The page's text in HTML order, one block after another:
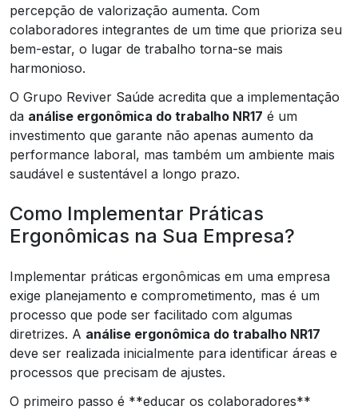
percepção de valorização aumenta. Com
colaboradores integrantes de um time que prioriza seu
bem-estar, o lugar de trabalho torna-se mais
harmonioso.
O Grupo Reviver Saúde acredita que a implementação
da análise ergonômica do trabalho NR17 é um
investimento que garante não apenas aumento da
performance laboral, mas também um ambiente mais
saudável e sustentável a longo prazo.
Como Implementar Práticas
Ergonômicas na Sua Empresa?
Implementar práticas ergonômicas em uma empresa
exige planejamento e comprometimento, mas é um
processo que pode ser facilitado com algumas
diretrizes. A análise ergonômica do trabalho NR17
deve ser realizada inicialmente para identificar áreas e
processos que precisam de ajustes.
O primeiro passo é **educar os colaboradores**